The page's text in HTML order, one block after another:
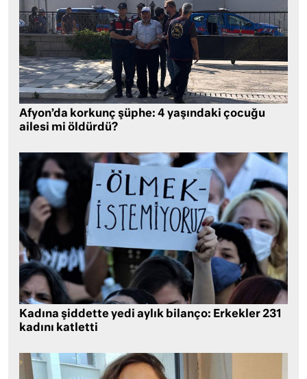
Afyon’da korkunç şüphe: 4 yaşındaki çocuğu
ailesi mi öldürdü?
Kadına şiddette yedi aylık bilanço: Erkekler 231
kadını katletti